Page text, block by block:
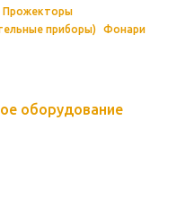
Прожекторы
приборы)
Фонари
оборудование